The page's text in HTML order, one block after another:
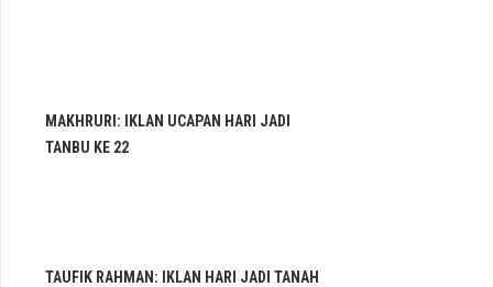
MAKHRURI: IKLAN UCAPAN HARI JADI
TANBU KE 22
TAUFIK RAHMAN: IKLAN HARI JADI TANAH